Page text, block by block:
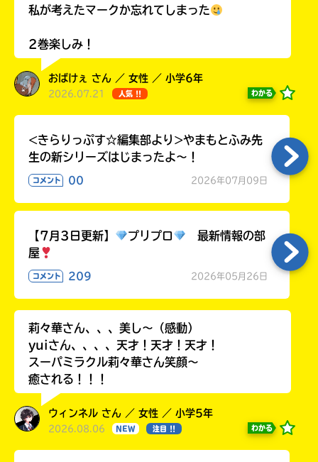
私が考えたマークか忘れてしまった
2巻楽しみ！
おばけぇ さん ／ 女性 ／ 小学6年
2026.07.21 人気 !! わかる
<きらりっぷす☆編集部より>やまもとふみ先
生の新シリーズはじまったよ～！
コメント 00 2026年07月09日
【7月3日更新】 プリプロ
最新情報の部
屋
コメント 209 2026年05月26日
莉々華さん、、、美し〜（感動）
yuiさん、、、、天才！天才！天才！
スーパミラクル莉々華さん笑顔〜
癒される！！！
ウィンネル さん ／ 女性 ／ 小学5年
2026.08.06 NEW 注目 !! わかる